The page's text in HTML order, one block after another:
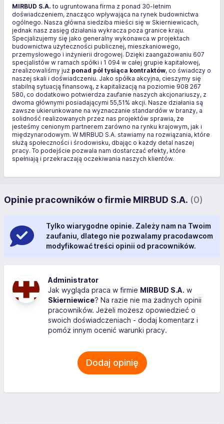
MIRBUD S.A. to ugruntowana firma z ponad 30-letnim
doświadczeniem, znacząco wpływająca na rynek budownictwa
ogólnego. Nasza główna siedziba mieści się w Skierniewicach,
jednak nasz zasięg działania wykracza poza granice kraju.
Specjalizujemy się jako generalny wykonawca w projektach
budownictwa użyteczności publicznej, mieszkaniowego,
przemysłowego i inżynierii drogowej. Dzięki zaangażowaniu 607
specjalistów w ramach spółki i 1 094 w całej grupie kapitałowej,
zrealizowaliśmy już ponad pół tysiąca kontraktów, co świadczy o
naszej skali i doświadczeniu. Jako spółka akcyjna, cieszymy się
stabilną sytuacją finansową, z kapitalizacją na poziomie 908 267
580, co dodatkowo potwierdza zaufanie naszych akcjonariuszy, z
dwoma głównymi posiadającymi 55,51% akcji. Nasze działania są
zawsze ukierunkowane na wyznaczanie standardów w branży, a
solidność realizowanych przez nas projektów sprawia, że
jesteśmy cenionym partnerem zarówno na rynku krajowym, jak i
międzynarodowym. W MIRBUD S.A. stawiamy na rozwiązania, które
służą społeczności i środowisku, dbając o każdy detal naszej
pracy. To podejście pozwala nam dostarczać efekty, które
spełniają i przekraczają oczekiwania naszych klientów.
Opinie pracowników o firmie MIRBUD S.A. (0)
Tylko wiarygodne opinie. Zależy nam na Twoim
zaufaniu, dlatego nie pozwalamy pracodawcom
modyfikować treści opinii od pracowników.
Administrator
Jak wygląda praca w firmie MIRBUD S.A. w
Skierniewice? Na razie nie ma żadnych opinii
pracowników. Jeżeli możesz opowiedzieć o
swoich doświadczeniach - dodaj komentarz i
pomóż innym ocenić warunki pracy.
Dodaj opinię